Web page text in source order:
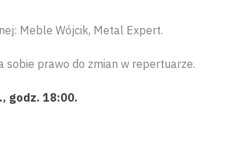
Meble Wójcik, Metal Expert.
prawo do zmian w repertuarze.
godz. 18:00.